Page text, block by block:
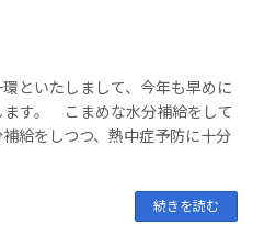
といたしまして、今年も早めに
ます。 こまめな水分補給をして
給をしつつ、熱中症予防に十分
続きを読む